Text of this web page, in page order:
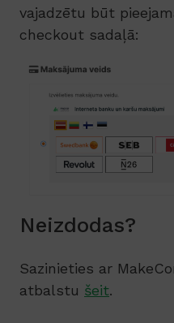
vajadzētu būt
checkout sadaļā:
Neizdodas?
Sazinieties ar
atbalstu šeit.